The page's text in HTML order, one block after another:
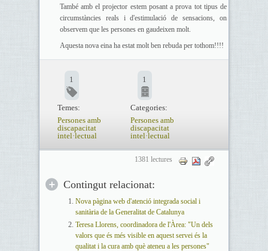
També amb el projector estem posant a prova tot tipus de
circumstàncies reals i d'estimulació de sensacions, on
observem que les persones en gaudeixen molt.
Aquesta nova eina ha estat molt ben rebuda per tothom!!!!
1
Temes:
Persones amb
discapacitat
intel·lectual
1
Categories:
Persones amb
discapacitat
intel·lectual
1381 lectures
Contingut relacionat:
Nova pàgina web d'atenció integrada social i
sanitària de la Generalitat de Catalunya
Teresa Llorens, coordinadora de l'Àrea: "Un dels
valors que és més visible en aquest servei és la
qualitat i la cura amb què ateneu a les persones"